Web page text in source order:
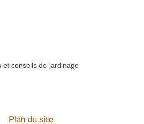
et conseils de jardinage
Plan du site